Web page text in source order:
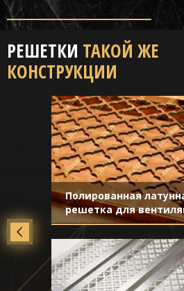
РЕШЕТКИ ТАКОЙ ЖЕ
КОНСТРУКЦИИ
Полированная
решетка для
Материал- Латунь
Отделка-